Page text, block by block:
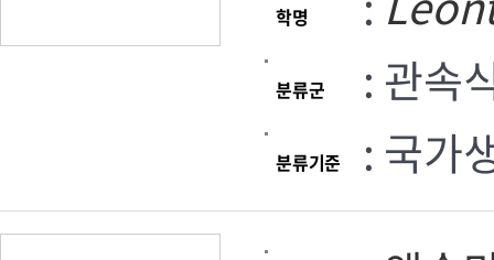
학명
분류군 : 관속
분류기준 : 국가